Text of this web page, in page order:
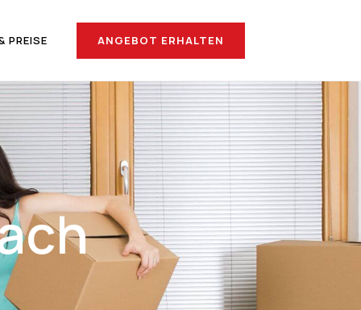
PREISE ANGEBOT ERHALTEN